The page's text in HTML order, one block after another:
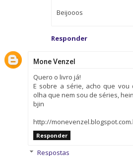
Beijooos
Responder
Mone Venzel
Quero o livro já!
E sobre a série, acho que vou
olha que nem sou de séries,
bjin
http://
Responder
Respostas